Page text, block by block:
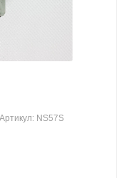
Артикул: NS57S